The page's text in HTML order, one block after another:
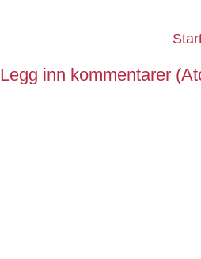
Legg inn kommentarer